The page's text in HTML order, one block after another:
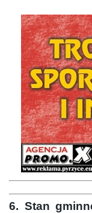
6. Stan